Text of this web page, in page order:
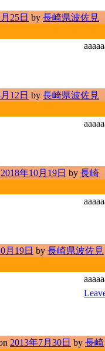
25日 by 長崎県波佐見
12日 by 長崎県波佐見
2018年10月19日 by 長崎
月19日 by 長崎県波佐見
2013年7月30日 by 長崎